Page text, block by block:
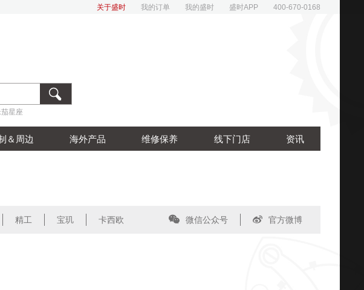
关于盛时 我的订单 我的盛时 盛时APP 400-670-0168
星座
＆周边 海外产品 维修保养 线下门店 资讯
精工 宝玑 卡西欧 微信公众号 官方微博